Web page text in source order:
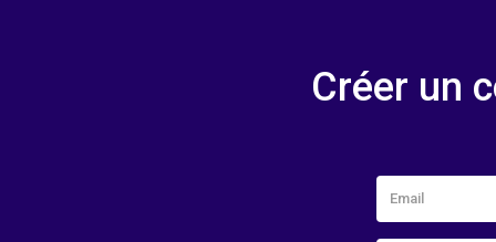
Créer un